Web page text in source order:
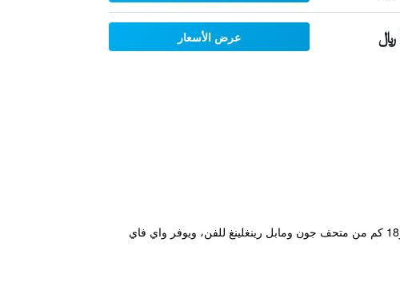
عرض الأسعار
يقع مكان إقامة "Siesta Sands Beach Resort Gulf View" في ساراسوتا على بُعد 200 م من شاطئ كريسنت و18 كم من متحف جون ومابل رينغلينغ للفن، ويوفر واي فاي